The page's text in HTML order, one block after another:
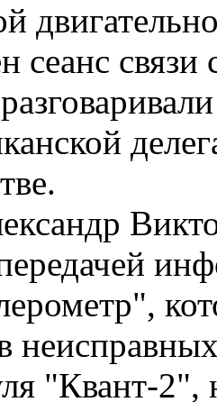
сеанс связи
"Квант-2",